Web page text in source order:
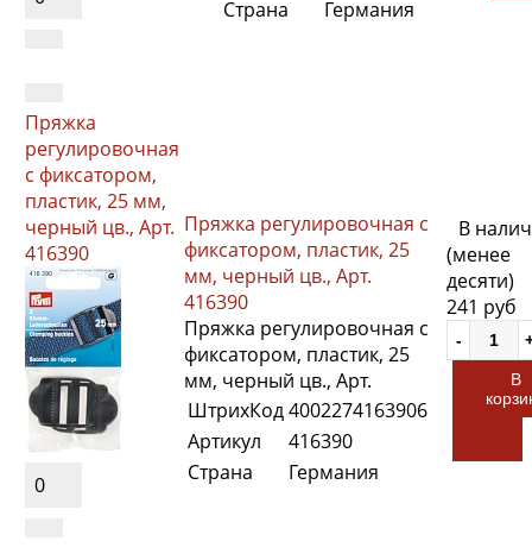
Страна
Германия
Пряжка
регулировочная
с фиксатором,
пластик, 25 мм,
черный цв., Арт.
416390
0
Пряжка регулировочная с
фиксатором, пластик, 25
мм, черный цв., Арт.
416390
Пряжка регулировочная с
фиксатором, пластик, 25
мм, черный цв., Арт.
ШтрихКод4002274163906
Артикул
416390
Страна
Германия
В
(менее
десяти)
241 руб
В